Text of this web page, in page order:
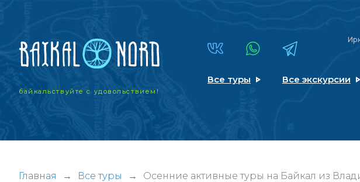
байкальствуйтес удовольствием!
Все туры Все экскурсии
Главная → Все туры → Осенние активные туры на Байкал из